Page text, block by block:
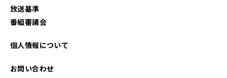
放送基準
番組審議会
個人情報について
お問い合わせ